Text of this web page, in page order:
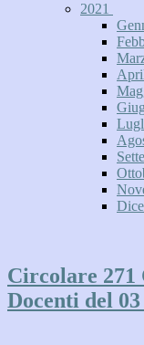
2021
Circolare 271
Docenti del